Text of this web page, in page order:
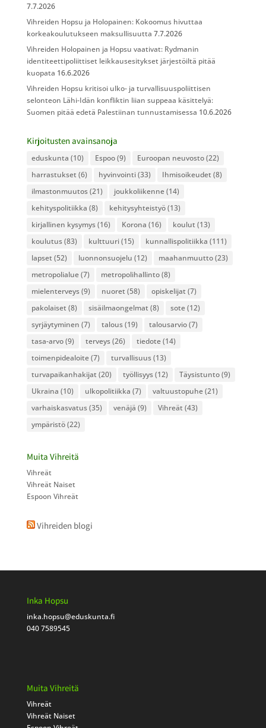
7.7.2026
Vihreiden Hopsu ja Holopainen: Kokoomus hivuttaa
korkeakoulutukseen maksullisuutta 7.7.2026
Vihreiden Holopainen ja Hopsu vaativat: Rydmanin
identiteettipoliittiset leikkausesitykset järjestöiltä pitää
kuopata 16.6.2026
Vihreiden Hopsu kritisoi ulko- ja turvallisuuspoliittisen
selonteon Lähi-Idän konfliktin liian suppeaa käsittelyä:
Suomen pitää edetä Palestiinan tunnustamisessa 10.6.2026
Kirjoitusten avainsanoja
eduskunta (10) Espoo(9) Euroopan neuvosto(22)
harrastukset (6) hyvinvointi(33) Ihmisoikeudet (8)
ilmastonmuutos(21) joukkoliikenne(14)
kehityspolitiikka (8) kehitysyhteistyö(13)
kirjallinen kysymys(16) Korona (16) koulut (13)
koulutus(83) kulttuuri(15) kunnallispolitiikka (111)
lapset (52) luonnonsuojelu (12) maahanmuutto(23)
metropolialue(7) metropolihallinto(8)
mielenterveys(9) nuoret (58) opiskelijat (7)
pakolaiset (8) sisäilmaongelmat (8) sote(12)
syrjäytyminen (7) talous(19) talousarvio(7)
tasa-arvo(9) terveys(26) tiedote(14)
toimenpidealoite(7) turvallisuus(13)
turvapaikanhakijat (20) työllisyys(12) Täysistunto(9)
Ukraina (10) ulkopolitiikka (7) valtuustopuhe(21)
varhaiskasvatus(35) venäjä (9) Vihreät (43)
ympäristö(22)
Muita Vihreitä
Vihreät
Vihreät Naiset
Espoon Vihreät
Vihreiden blogi
Inka Hopsu
inka.hopsu@eduskunta.fi
040 7589545
Muita Vihreitä
Vihreät
Vihreät Naiset